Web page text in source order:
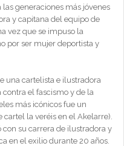
generaciones más jóvenes
y capitana del equipo de
vez que se impuso la
por ser mujer deportista y
una cartelista e ilustradora
el fascismo y de la
más icónicos fue un
cartel la veréis en el Akelarre).
con su carrera de ilustradora y
en el exilio durante 20 años.